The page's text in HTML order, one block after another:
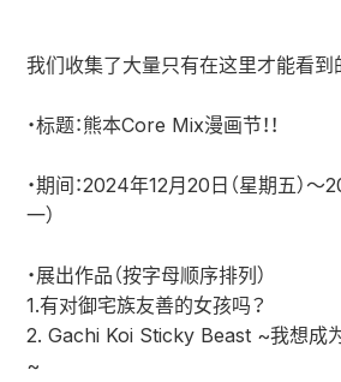
我们收集了大量只有在这里才能看到
・标题：熊本Core Mix漫画节！！
・期间：2024年12月20日（星期五）
一）
・展出作品（按字母顺序排列）
1.有对御宅族友善的女孩吗？
2. Gachi Koi Sticky Beast ~我想成
~